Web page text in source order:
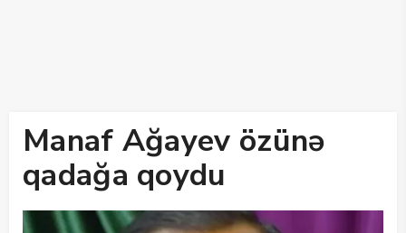
Manaf Ağayev özünə
qadağa qoydu